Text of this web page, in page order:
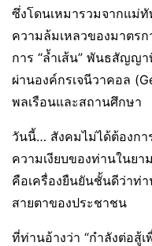
ซึ่งโดนเหมารวมจากแม่
ความล้มเหลวของมาตร
การ “ล้ำเส้น” พันธสัญญ
ผ่านองค์กรเจนีวาคอล
พลเรือนและสถานศึกษา
วันนี้… สังคมไม่ได้ต้องกา
ความเงียบของท่านในย
คือเครื่องยืนยันชั้นดีว่าท่
สายตาของประชาชน
ที่ท่านอ้างว่า “กำลังต่อสู้